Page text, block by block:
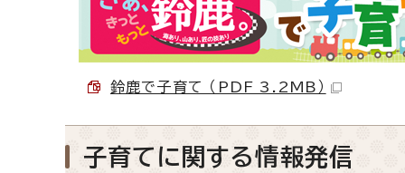
鈴鹿で子育て （PDF 3.2MB）
子育てに関する情報発信